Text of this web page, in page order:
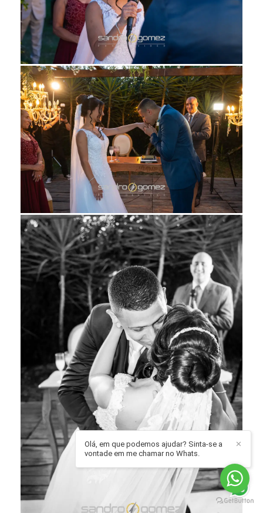
✕
Olá, em que podemos ajudar? Sinta-se a
vontade em me chamar no Whats.